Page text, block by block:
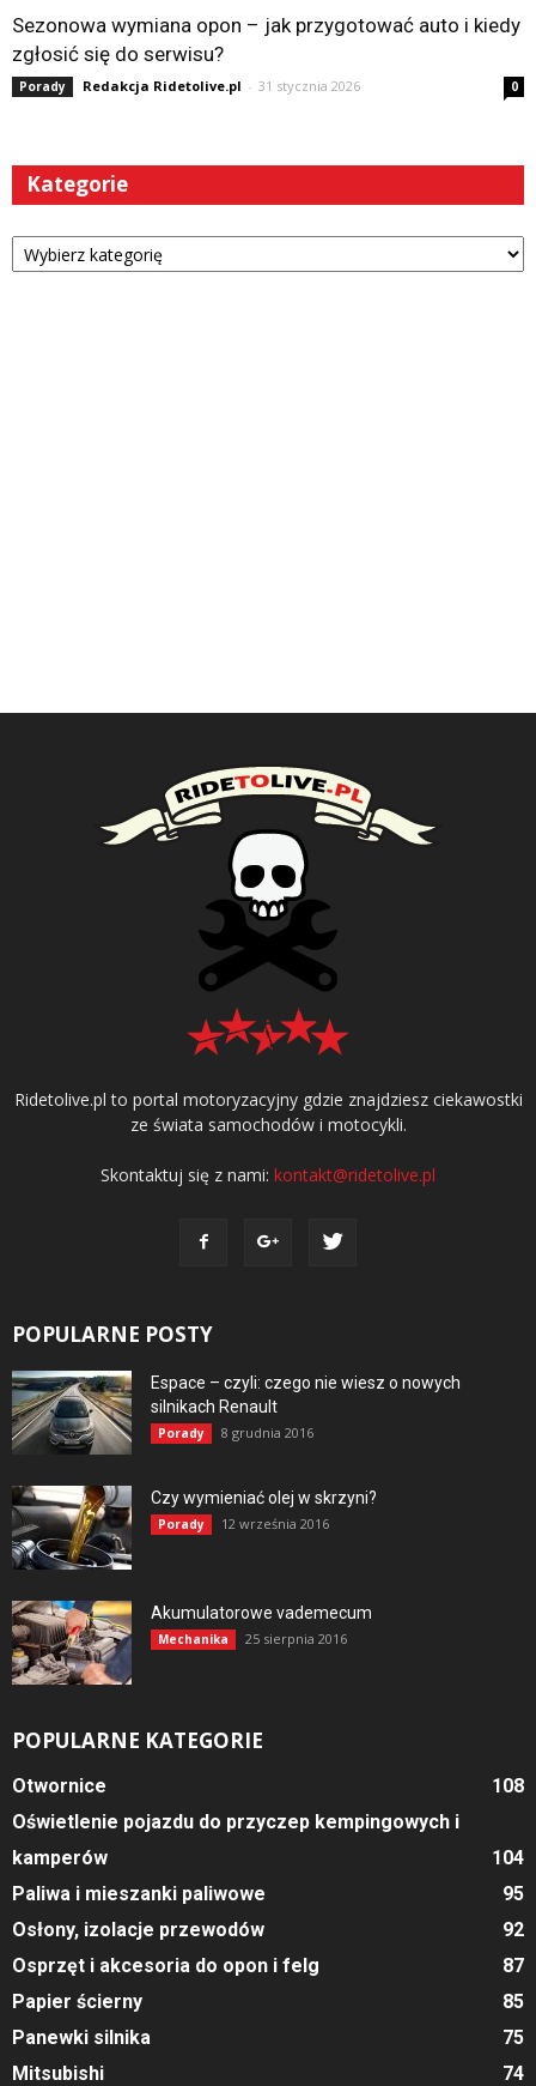
Sezonowa wymiana opon – jak przygotować auto i kiedy
zgłosić się do serwisu?
Porady Redakcja Ridetolive.pl - 31 stycznia 2026 0
Kategorie
Kategorie
Ridetolive.pl to portal motoryzacyjny gdzie znajdziesz ciekawostki
ze świata samochodów i motocykli.
Skontaktuj się z nami: kontakt@ridetolive.pl
POPULARNE POSTY
Espace – czyli: czego nie wiesz o nowych
silnikach Renault
Porady 8 grudnia 2016
Czy wymieniać olej w skrzyni?
Porady 12 września 2016
Akumulatorowe vademecum
Mechanika 25 sierpnia 2016
POPULARNE KATEGORIE
Otwornice
108
Oświetlenie pojazdu do przyczep kempingowych i
kamperów
104
Paliwa i mieszanki paliwowe
95
Osłony, izolacje przewodów
92
Osprzęt i akcesoria do opon i felg
87
Papier ścierny
85
Panewki silnika
75
Mitsubishi
74